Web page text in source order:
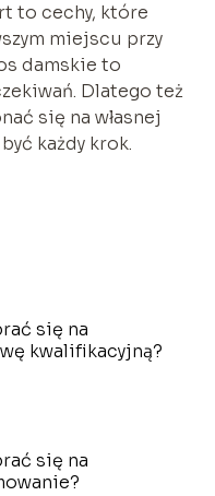
to cechy, które
miejscu przy
damskie to
Dlatego też
się na własnej
każdy krok.
się na
kwalifikacyjną?
się na